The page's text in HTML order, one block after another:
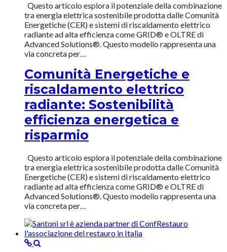
Questo articolo esplora il potenziale della combinazione
tra energia elettrica sostenibile prodotta dalle Comunità
Energetiche (CER) e sistemi di riscaldamento elettrico
radiante ad alta efficienza come GRID® e OLTRE di
Advanced Solutions®. Questo modello rappresenta una
via concreta per…
Comunità Energetiche e
riscaldamento elettrico
radiante: Sostenibilità
efficienza energetica e
risparmio
Questo articolo esplora il potenziale della combinazione
tra energia elettrica sostenibile prodotta dalle Comunità
Energetiche (CER) e sistemi di riscaldamento elettrico
radiante ad alta efficienza come GRID® e OLTRE di
Advanced Solutions®. Questo modello rappresenta una
via concreta per…